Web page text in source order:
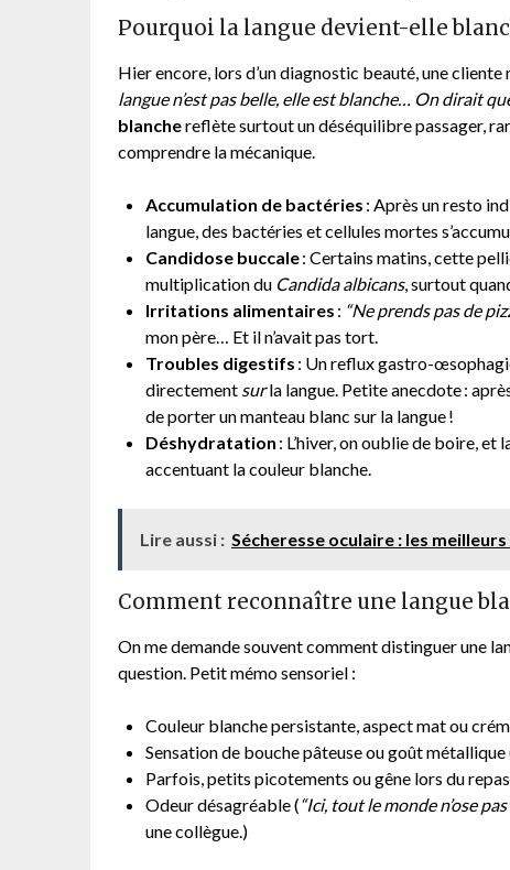
Pourquoi la langue devient-elle
Hier encore, lors d’un diagnostic beauté, une cliente
langue n’est pas belle, elle est blanche… On dirait
blanchereflète surtout un déséquilibre passager,
comprendre la mécanique.
Accumulation de bactéries : Après un resto
langue, des bactéries et cellules mortes
Candidose buccale: Certains matins, cette
multiplication du Candida albicans, surtout
Irritations alimentaires : “Ne prends pas de
mon père… Et il n’avait pas tort.
Troubles digestifs : Un reflux gastro-
directement surla langue. Petite anecdote :
de porter un manteau blanc sur la langue !
Déshydratation : L’hiver, on oublie de boire, et
accentuant la couleur blanche.
Lire aussi : Sécheresse oculaire : les
Comment reconnaître une langue
On me demande souvent comment distinguer une
question. Petit mémo sensoriel :
Couleur blanche persistante, aspect mat ou
Sensation de bouche pâteuse ou goût métallique
Parfois, petits picotements ou gêne lors du repas
Odeur désagréable (“Ici, tout le monde n’ose
une collègue.)